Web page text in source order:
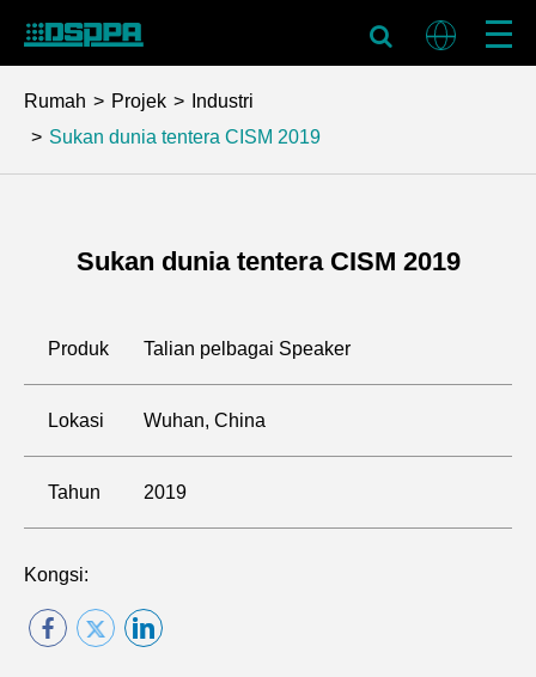
Rumah Projek
Industri
Sukan dunia tentera CISM 2019
Sukan dunia tentera CISM 2019
Produk Talian pelbagai Speaker
Lokasi Wuhan, China
Tahun 2019
Kongsi: